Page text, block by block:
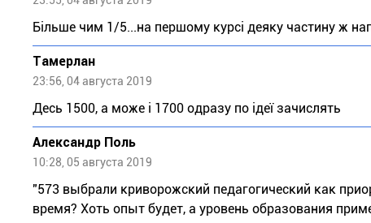
Більше чим 1/5...на першому курсі деяку частину ж
Тaмeрлан
23:56, 04 августа 2019
Десь 1500, а може і 1700 одразу по ідеї зачислять
Александр Поль
10:28, 05 августа 2019
"573 выбрали криворожский педагогический как
время? Хоть опыт будет, а уровень образования